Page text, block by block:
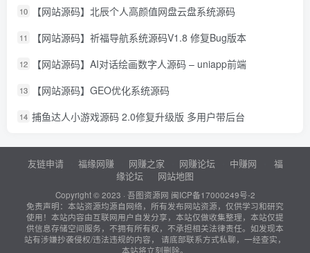
10 【网站源码】北辰个人高颜值网盘云盘系统源码
11 【网站源码】祈福导航系统源码V1.8 修复Bug版本
12 【网站源码】AI对话绘画数字人源码 – uniapp前端
13 【网站源码】GEO优化系统源码
14 捕鱼达人小游戏源码 2.0修复升级版 多用户带后台
友链申请 福缘网赚 网赚之家 网赚论坛 中赚网
福
缘论坛
网站地图
Copyright © 2023 · 吾图资源网 闽ICP备17000249号-2
免责声明：本站资源均源自网络，所有发布网站资源，仅供学习和研究
使用！本站内容由互联网用户自发分享，本站仅做收集整理，本站仅提
供信息存储空间服务，不拥有所有权，不承担相关法律责任。如发现本
站有涉嫌抄袭侵权/违法违规的内容， 请底部联系方式私聊，一经查实，
本站将立刻删除。